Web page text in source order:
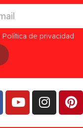
Política de privacidad